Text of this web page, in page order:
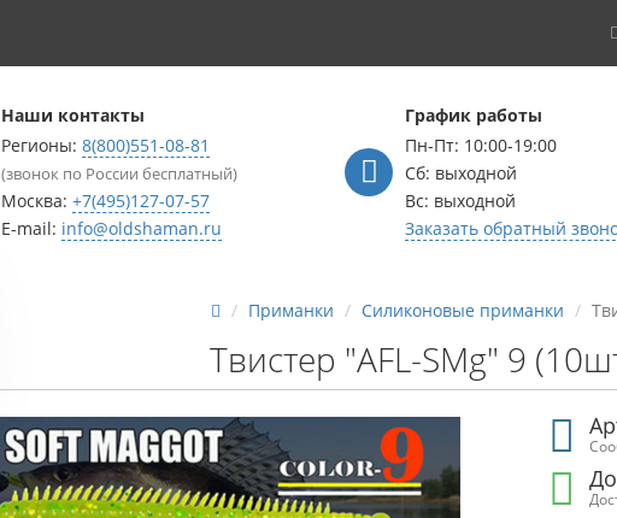
Наши контакты
Регионы: 8(800)551-08-81
(звонок по России бесплатный)
Москва: +7(495)127-07-57
E-mail: info@oldshaman.ru
График работы
Пн-Пт: 10:00-19:00
Сб: выходной
Вс: выходной
Заказать обратный
Приманки Силиконовые приманки
Твистер "AFL-SMg" 9